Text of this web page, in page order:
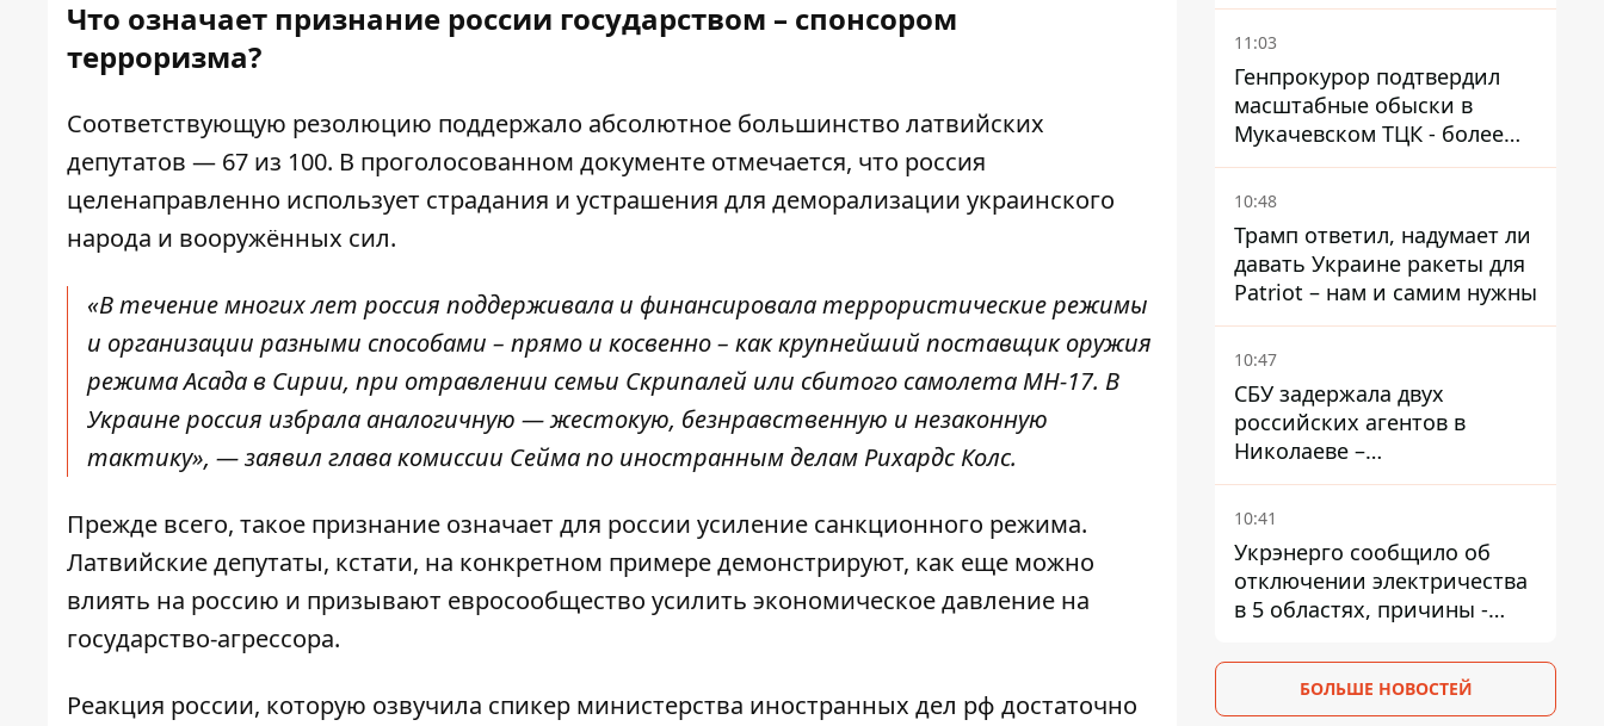
Что означает признание россии государством – спонсором
терроризма?
Соответствующую резолюцию поддержало абсолютное большинство латвийских
депутатов — 67 из 100. В проголосованном документе отмечается, что россия
целенаправленно использует страдания и устрашения для деморализации украинского
народа и вооружённых сил.
«В течение многих лет россия поддерживала и финансировала террористические режимы
и организации разными способами – прямо и косвенно – как крупнейший поставщик оружия
режима Асада в Сирии, при отравлении семьи Скрипалей или сбитого самолета МН-17. В
Украине россия избрала аналогичную — жестокую, безнравственную и незаконную
тактику», — заявил глава комиссии Сеймапо иностранным делам Рихардс Колс.
Прежде всего, такое признание означает для россии усиление санкционного режима.
Латвийские депутаты, кстати, на конкретном примере демонстрируют, как еще можно
влиять на россию и призывают евросообщество усилить экономическое давление на
государство-агрессора.
Реакция россии, которую озвучила спикер министерства иностранных дел рф достаточно
топливо
11:03
Генпрокурор подтвердил
масштабные обыски в
Мукачевском ТЦК - более
1,5 тысяч списанных с
военного учета за взятки
10:48
Трамп ответил, надумает ли
давать Украине ракеты для
Patriot – нам и самим нужны
10:47
СБУ задержала двух
российских агентов в
Николаеве –
корректировали удары по
городу
10:41
Укрэнерго сообщило об
отключении электричества
в 5 областях, причины -
БОЛЬШЕ НОВОСТЕЙ